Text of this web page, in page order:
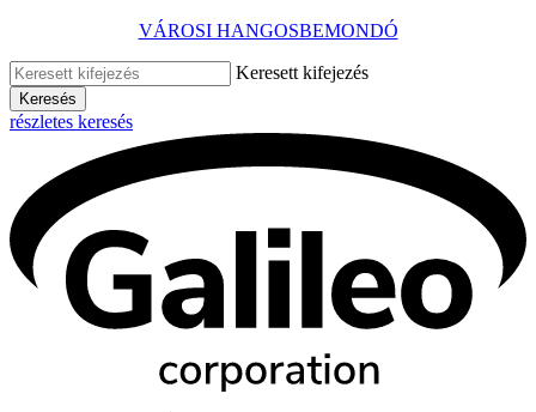
VÁROSI HANGOSBEMONDÓ
Keresett kifejezés
Keresés
részletes keresés